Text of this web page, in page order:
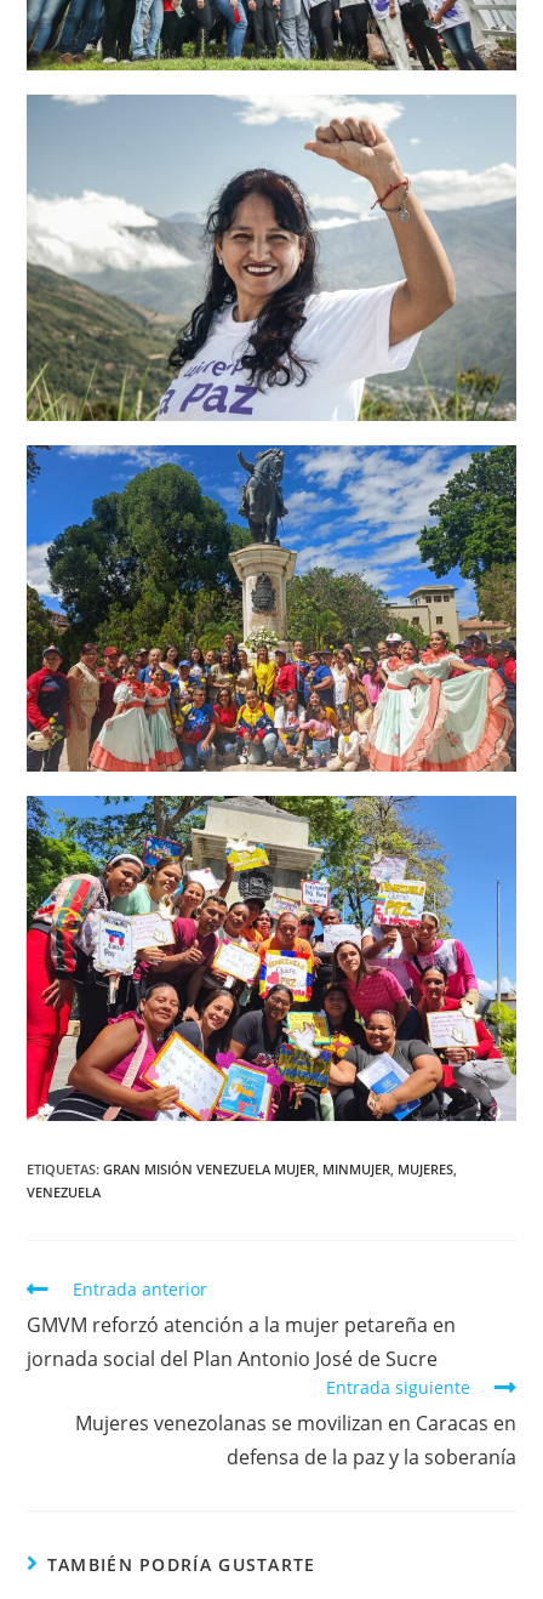
ETIQUETAS:GRAN MISIÓN VENEZUELA MUJER, MINMUJER, MUJERES,
VENEZUELA
Entrada anterior
GMVM reforzó atención a la mujer petareña en
jornada social del Plan Antonio José de Sucre
Entrada siguiente
Mujeres venezolanas se movilizan en Caracas en
defensa de la paz y la soberanía
TAMBIÉN PODRÍA GUSTARTE